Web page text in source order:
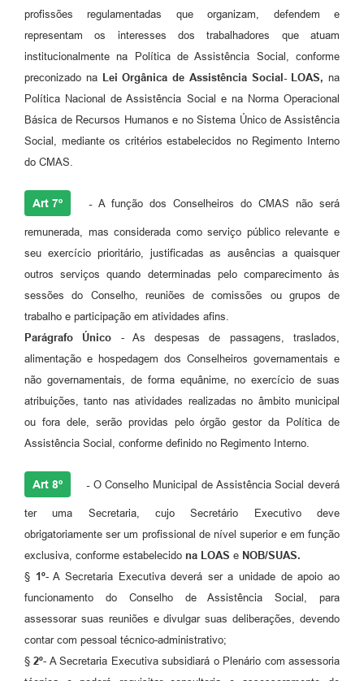
profissões regulamentadas que organizam, defendem e
representam os interesses dos trabalhadores que atuam
institucionalmente na Política de Assistência Social, conforme
preconizado na LeiOrgânica de Assistência Social- LOAS, na
Política Nacional de Assistência Social e na Norma Operacional
Básica de Recursos Humanos e no Sistema Único de Assistência
Social, mediante os critérios estabelecidos no Regimento Interno
do CMAS.
Art 7º - A função dos Conselheiros do CMAS não será
remunerada, mas considerada como serviço público relevante e
seu exercício prioritário, justificadas as ausências a quaisquer
outros serviços quando determinadas pelo comparecimento às
sessões do Conselho, reuniões de comissões ou grupos de
trabalho e participação em atividades afins.
Parágrafo Único - As despesas de passagens, traslados,
alimentação e hospedagem dos Conselheiros governamentais e
não governamentais, de forma equânime, no exercício de suas
atribuições, tanto nas atividades realizadas no âmbito municipal
ou fora dele, serão providas pelo órgão gestor da Política de
Assistência Social, conforme definido no Regimento Interno.
Art 8º - O Conselho Municipal de Assistência Social deverá
ter uma Secretaria, cujo Secretário Executivo deve
obrigatoriamente ser um profissional de nível superior e em função
exclusiva, conforme estabelecido na LOAS e NOB/SUAS.
§ 1º- A Secretaria Executiva deverá ser a unidade de apoio ao
funcionamento do Conselho de Assistência Social, para
assessorar suas reuniões e divulgar suas deliberações, devendo
contar com pessoal técnico-administrativo;
§2º- A Secretaria Executiva subsidiará o Plenário com assessoria